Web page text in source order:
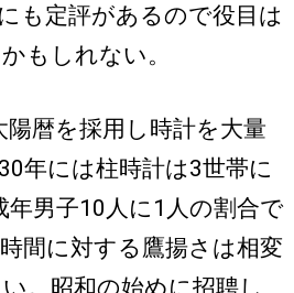
も定評があるので役目は
もしれない。
暦を採用し時計を大量
年には柱時計は3世帯に
年男子10人に1人の割合で
間に対する鷹揚さは相変
。昭和の始めに招聘し